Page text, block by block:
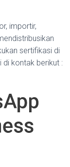
importir,
sertifikasi di
di kontak berikut :